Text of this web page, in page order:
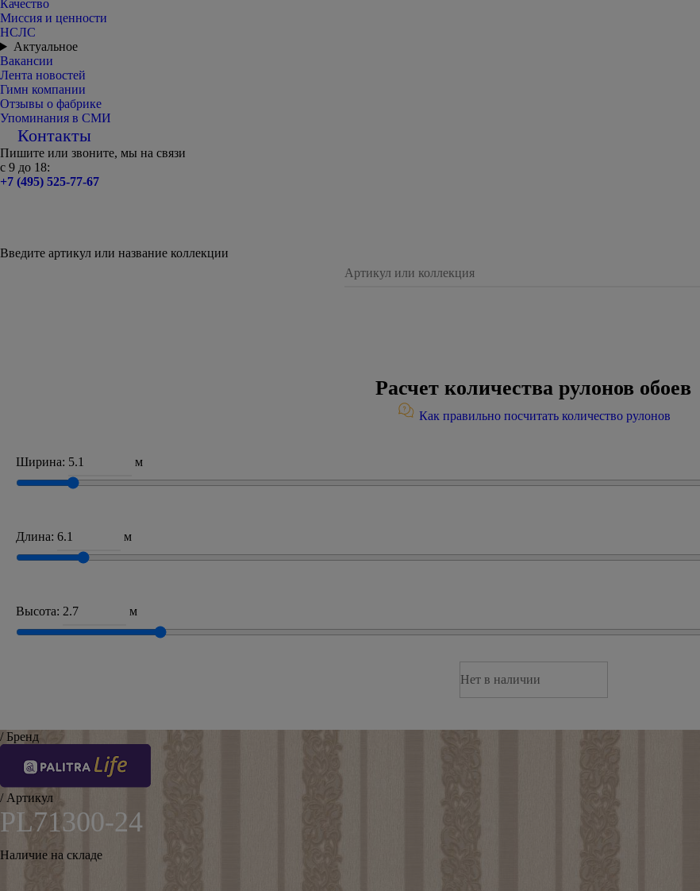
Качество
Миссия и ценности
НСЛС
Актуальное
Вакансии
Лента новостей
Гимн компании
Отзывы о фабрике
Упоминания в СМИ
Контакты
Пишите или звоните, мы на связи
с 9 до 18:
+7 (495) 525-77-67
Введите артикул или название коллекции
Расчет количества рулонов обоев
Как правильно посчитать количество рулонов
Ширина: м
Длина: м
Высота: м
Нет в наличии
/ Бренд
/ Артикул
PL71300-24
Наличие на складе